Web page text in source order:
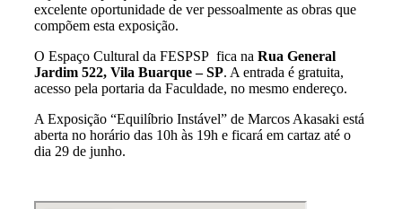
excelente oportunidade de ver pessoalmente as obras que
compõem esta exposição.
O Espaço Cultural da FESPSP fica na Rua General
Jardim 522, Vila Buarque – SP. A entrada é gratuita,
acesso pela portaria da Faculdade, no mesmo endereço.
A Exposição “Equilíbrio Instável” de Marcos Akasaki está
aberta no horário das 10h às 19h e ficará em cartaz até o
dia 29 de junho.